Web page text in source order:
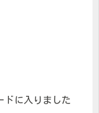
ドに入りました